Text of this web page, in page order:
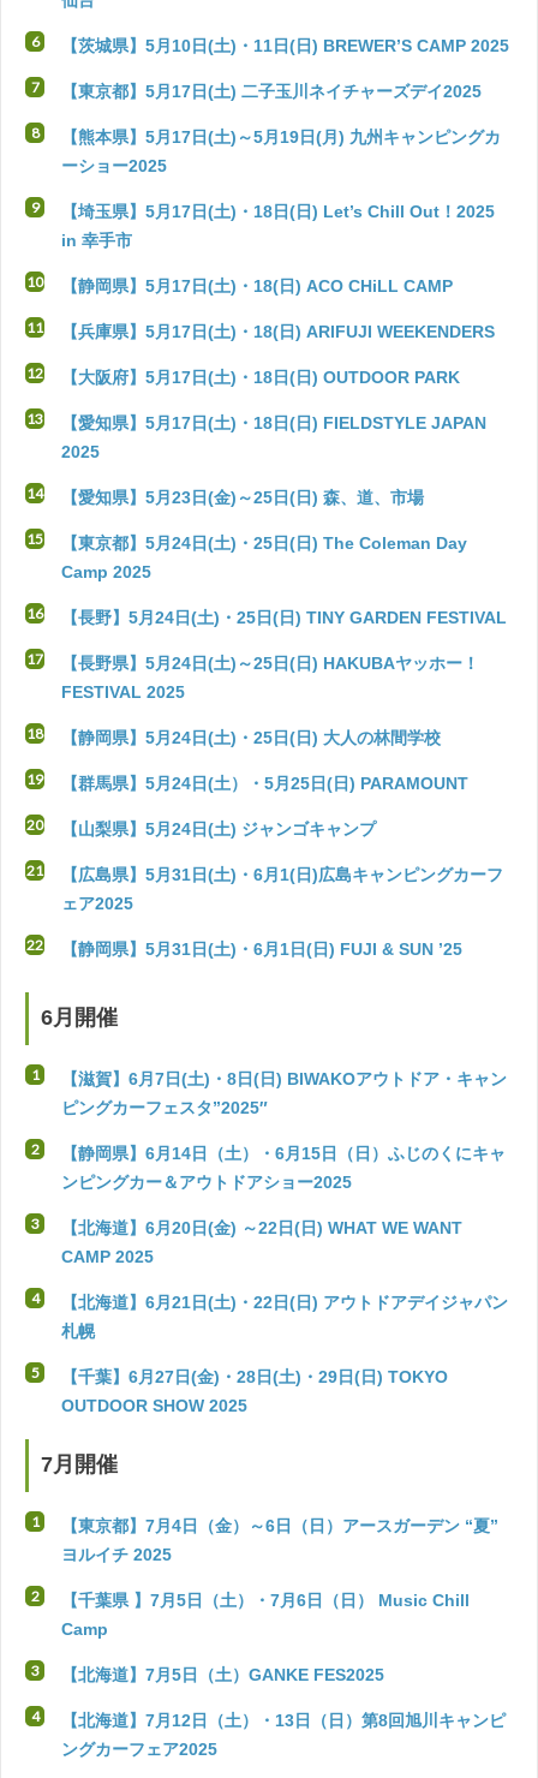
【茨城県】5月10日(土)・11日(日) BREWER’S CAMP 2025
【東京都】5月17日(土) 二子玉川ネイチャーズデイ2025
【熊本県】5月17日(土)～5月19日(月) 九州キャンピングカ
ーショー2025
【埼玉県】5月17日(土)・18日(日) Let’s Chill Out！2025
in 幸手市
【静岡県】5月17日(土)・18(日) ACO CHiLL CAMP
【兵庫県】5月17日(土)・18(日) ARIFUJI WEEKENDERS
【大阪府】5月17日(土)・18日(日) OUTDOOR PARK
【愛知県】5月17日(土)・18日(日) FIELDSTYLE JAPAN
2025
【愛知県】5月23日(金)～25日(日) 森、道、市場
【東京都】5月24日(土)・25日(日) The Coleman Day
Camp 2025
【長野】5月24日(土)・25日(日) TINY GARDEN FESTIVAL
【長野県】5月24日(土)～25日(日) HAKUBAヤッホー！
FESTIVAL 2025
【静岡県】5月24日(土)・25日(日) 大人の林間学校
【群馬県】5月24日(土）・5月25日(日) PARAMOUNT
【山梨県】5月24日(土) ジャンゴキャンプ
【広島県】5月31日(土)・6月1(日)広島キャンピングカーフ
ェア2025
【静岡県】5月31日(土)・6月1日(日) FUJI & SUN ’25
6月開催
【滋賀】6月7日(土)・8日(日) BIWAKOアウトドア・キャン
ピングカーフェスタ”2025″
【静岡県】6月14日（土）・6月15日（日）ふじのくにキャ
ンピングカー＆アウトドアショー2025
【北海道】6月20日(金) ～22日(日) WHAT WE WANT
CAMP 2025
【北海道】6月21日(土)・22日(日) アウトドアデイジャパン
札幌
【千葉】6月27日(金)・28日(土)・29日(日) TOKYO
OUTDOOR SHOW 2025
7月開催
【東京都】7月4日（金）～6日（日）アースガーデン “夏”
ヨルイチ 2025
【千葉県 】7月5日（土）・7月6日（日） Music Chill
Camp
【北海道】7月5日（土）GANKE FES2025
【北海道】7月12日（土）・13日（日）第8回旭川キャンピ
ングカーフェア2025